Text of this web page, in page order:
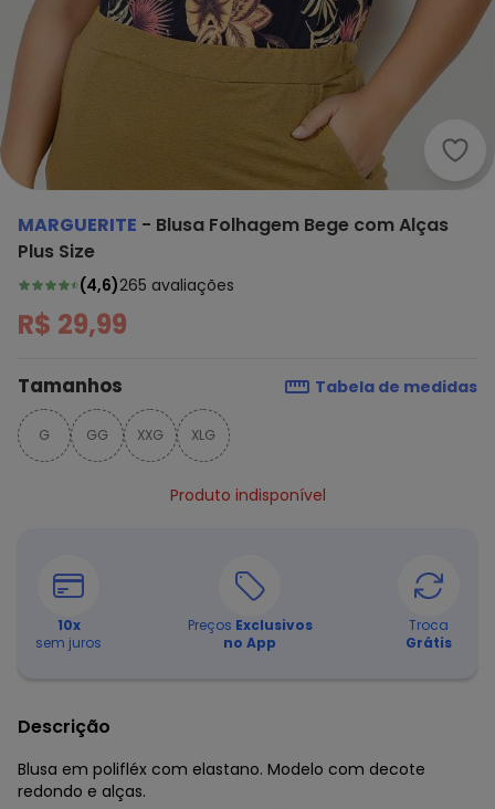
MARGUERITE - Blusa Folhagem Bege com Alças
Plus Size
(4,6)265 avaliações
R$ 29,99
Tamanhos Tabela de medidas
G GG XXG XLG
Produto indisponível
10x
sem juros
Preços Exclusivos
no App
Troca
Grátis
Descrição
Blusa em polifléx com elastano. Modelo com decote
redondo e alças.